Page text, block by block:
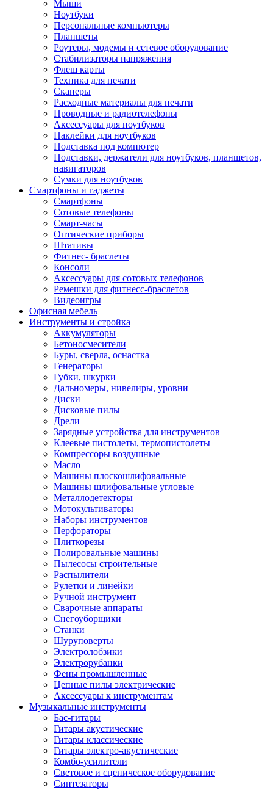
Мыши
Ноутбуки
Персональные компьютеры
Планшеты
Роутеры, модемы и сетевое оборудование
Стабилизаторы напряжения
Флеш карты
Техника для печати
Сканеры
Расходные материалы для печати
Проводные и радиотелефоны
Аксессуары для ноутбуков
Наклейки для ноутбуков
Подставка под компютер
Подставки, держатели для ноутбуков, планшетов,
навигаторов
Сумки для ноутбуков
Смартфоны и гаджеты
Смартфоны
Сотовые телефоны
Смарт-часы
Оптические приборы
Штативы
Фитнес- браслеты
Консоли
Аксессуары для сотовых телефонов
Ремешки для фитнесс-браслетов
Видеоигры
Офисная мебель
Инструменты и стройка
Аккумуляторы
Бетоносмесители
Буры, сверла, оснастка
Генераторы
Губки, шкурки
Дальномеры, нивелиры, уровни
Диски
Дисковые пилы
Дрели
Зарядные устройства для инструментов
Клеевые пистолеты, термопистолеты
Компрессоры воздушные
Масло
Машины плоскошлифовальные
Машины шлифовальные угловые
Металлодетекторы
Мотокультиваторы
Наборы инструментов
Перфораторы
Плиткорезы
Полировальные машины
Пылесосы строительные
Распылители
Рулетки и линейки
Ручной инструмент
Сварочные аппараты
Снегоуборщики
Станки
Шуруповерты
Электролобзики
Электрорубанки
Фены промышленные
Цепные пилы электрические
Аксессуары к инструментам
Музыкальные инструменты
Бас-гитары
Гитары акустические
Гитары классические
Гитары электро-акустические
Комбо-усилители
Световое и сценическое оборудование
Синтезаторы